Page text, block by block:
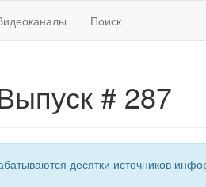
Поиск
# 287
десятки источников